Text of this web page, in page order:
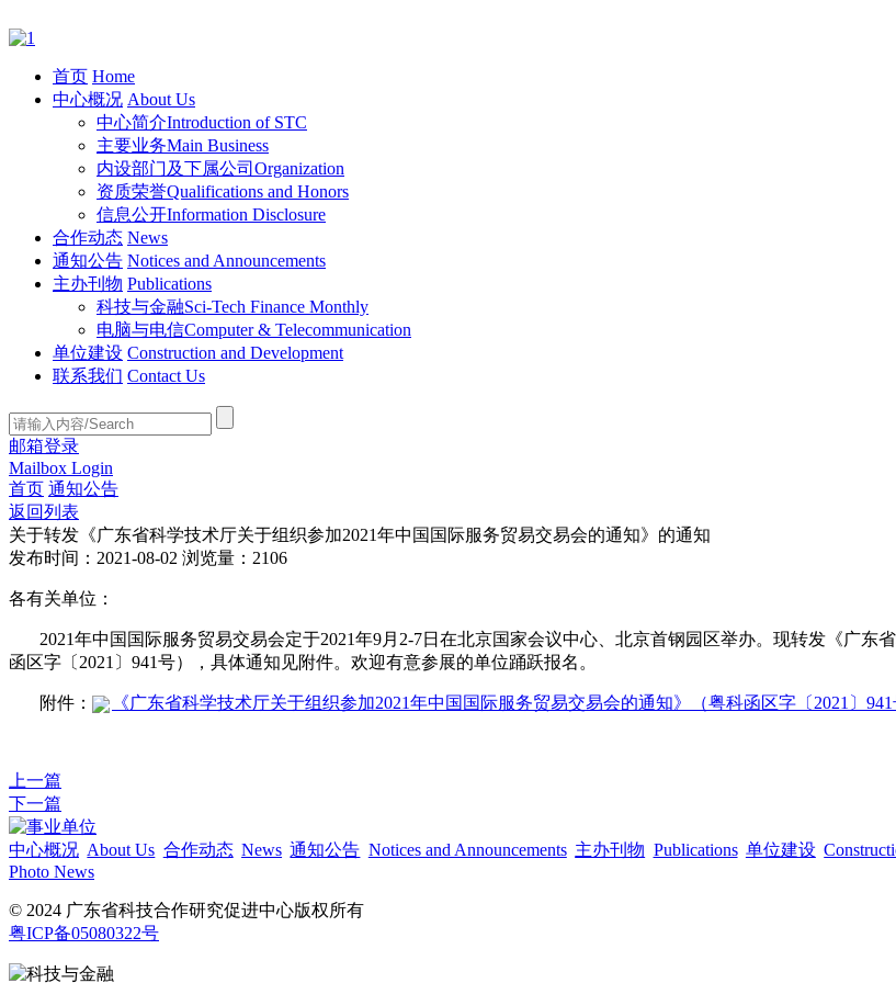
首页 Home
中心概况 About Us
中心简介Introduction of STC
主要业务Main Business
内设部门及下属公司 Organization
资质荣誉Qualifications and Honors
信息公开Information Disclosure
合作动态 News
通知公告 Notices and Announcements
主办刊物 Publications
科技与金融Sci-Tech Finance Monthly
电脑与电信Computer & Telecommunication
单位建设 Construction and Development
联系我们 Contact Us
邮箱登录
Mailbox Login
首页 通知公告
返回列表
关于转发《广东省科学技术厅关于组织参加2021年中国国际服务贸易交易会的通知》的通知
发布时间：2021-08-02 浏览量：2106
各有关单位：
2021年中国国际服务贸易交易会定于2021年9月2-7日在北京国家会议中心、北京首钢园区举办。现转发《广东
函区字〔2021〕941号），具体通知见附件。欢迎有意参展的单位踊跃报名。
附件： 《广东省科学技术厅关于组织参加2021年中国国际服务贸易交易会的通知》（粤科函区字〔2021〕
上一篇
下一篇
中心概况 About Us 合作动态 News 通知公告 Notices and Announcements 主办刊物 Publications 单位建设
Photo News
© 2024 广东省科技合作研究促进中心版权所有
粤ICP备05080322号